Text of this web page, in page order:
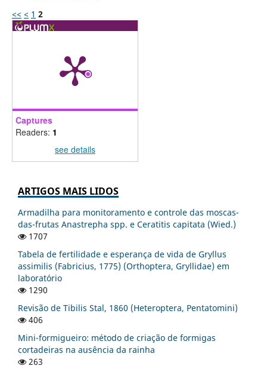
<< < 1 2
Captures
Readers: 1
see details
ARTIGOS MAIS LIDOS
Armadilha para monitoramento e controle das moscas-
das-frutas Anastrepha spp. e Ceratitis capitata (Wied.)
1707
Tabela de fertilidade e esperança de vida de Gryllus
assimilis (Fabricius, 1775) (Orthoptera, Gryllidae) em
laboratório
1290
Revisão de Tibilis Stal, 1860 (Heteroptera, Pentatomini)
406
Mini-formigueiro: método de criação de formigas
cortadeiras na ausência da rainha
263